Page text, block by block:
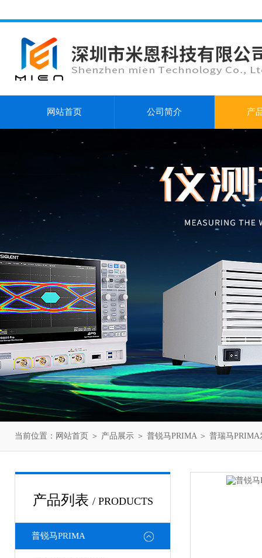
网站首页 公司简介 产
当前位置： 网站首页 ＞ 产品展示 ＞ 普锐马PRIMA＞ 普瑞马PRIMA
产品列表 / PRODUCTS
普锐马PRIMA